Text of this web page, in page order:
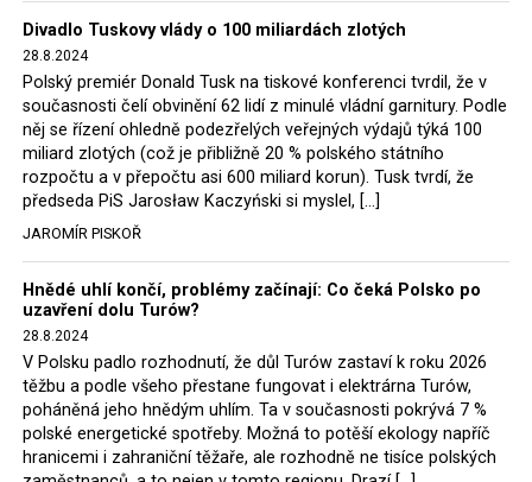
Hołownia, přímo řekli, že by se polská vláda měla
tomuto rozhodnutí podřídit.
Rozhodnutí polského ministra spravedlnosti jistě potěší
německé, české a polské ekology, ale i těžaře. Je těžké si
představit, že by o takové věci rozhodoval sám ministr
Bodnar. Musel získat politický souhlas vládnoucí koalice.
Stále jsou totiž platné argumenty Morawieckého vlády,
že důl i elektrárna jsou – kromě zabezpečování cca 7 %
polského energetického mixu – klíčovými podniky, spolu
se svými dceřinými společnostmi zaměstnávají cca pět
tisíc lidí. Navíc s činností dolu a elektrárny nepřímo
souvisí dalších několik desítek tisíc pracovních míst v
regionu. Zelená politika ale opět zvítězila.
Rozhodnutí polského ministra spravedlnosti jistě potěší
Divadlo Tuskovy vlády o 100 miliardách zlotých
28.8.2024
Polský premiér Donald Tusk na tiskové konferenci tvrdil, že v
současnosti čelí obvinění 62 lidí z minulé vládní garnitury. Podle
něj se řízení ohledně podezřelých veřejných výdajů týká 100
miliard zlotých (což je přibližně 20 % polského státního
rozpočtu a v přepočtu asi 600 miliard korun). Tusk tvrdí, že
předseda PiS Jarosław Kaczyński si myslel, […]
JAROMÍR PISKOŘ
Hnědé uhlí končí, problémy začínají: Co čeká Polsko po
uzavření dolu Turów?
28.8.2024
V Polsku padlo rozhodnutí, že důl Turów zastaví k roku 2026
těžbu a podle všeho přestane fungovat i elektrárna Turów,
poháněná jeho hnědým uhlím. Ta v současnosti pokrývá 7 %
polské energetické spotřeby. Možná to potěší ekology napříč
hranicemi i zahraniční těžaře, ale rozhodně ne tisíce polských